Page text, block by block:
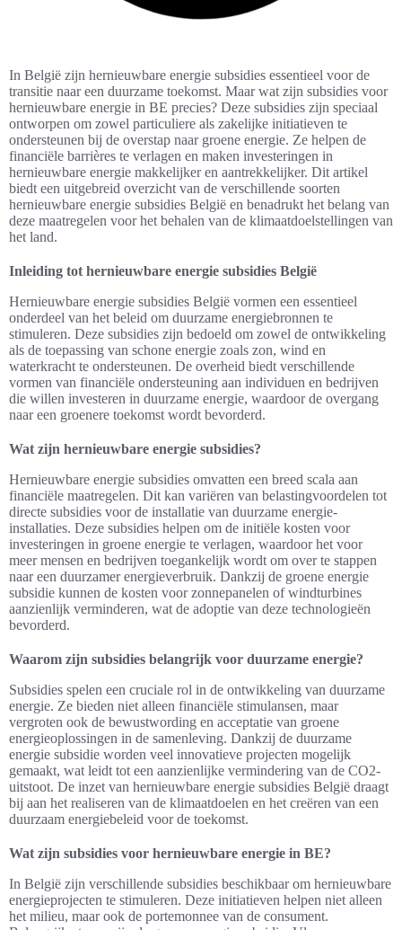
In België zijn hernieuwbare energie subsidies essentieel voor de
transitie naar een duurzame toekomst. Maar wat zijn subsidies voor
hernieuwbare energie in BE precies? Deze subsidies zijn speciaal
ontworpen om zowel particuliere als zakelijke initiatieven te
ondersteunen bij de overstap naar groene energie. Ze helpen de
financiële barrières te verlagen en maken investeringen in
hernieuwbare energie makkelijker en aantrekkelijker. Dit artikel
biedt een uitgebreid overzicht van de verschillende soorten
hernieuwbare energie subsidies België en benadrukt het belang van
deze maatregelen voor het behalen van de klimaatdoelstellingen van
het land.
Inleiding tot hernieuwbare energie subsidies België
Hernieuwbare energie subsidies België vormen een essentieel
onderdeel van het beleid om duurzame energiebronnen te
stimuleren. Deze subsidies zijn bedoeld om zowel de ontwikkeling
als de toepassing van schone energie zoals zon, wind en
waterkracht te ondersteunen. De overheid biedt verschillende
vormen van financiële ondersteuning aan individuen en bedrijven
die willen investeren in duurzame energie, waardoor de overgang
naar een groenere toekomst wordt bevorderd.
Wat zijn hernieuwbare energie subsidies?
Hernieuwbare energie subsidies omvatten een breed scala aan
financiële maatregelen. Dit kan variëren van belastingvoordelen tot
directe subsidies voor de installatie van duurzame energie-
installaties. Deze subsidies helpen om de initiële kosten voor
investeringen in groene energie te verlagen, waardoor het voor
meer mensen en bedrijven toegankelijk wordt om over te stappen
naar een duurzamer energieverbruik. Dankzij de groene energie
subsidie kunnen de kosten voor zonnepanelen of windturbines
aanzienlijk verminderen, wat de adoptie van deze technologieën
bevorderd.
Waarom zijn subsidies belangrijk voor duurzame energie?
Subsidies spelen een cruciale rol in de ontwikkeling van duurzame
energie. Ze bieden niet alleen financiële stimulansen, maar
vergroten ook de bewustwording en acceptatie van groene
energieoplossingen in de samenleving. Dankzij de duurzame
energie subsidie worden veel innovatieve projecten mogelijk
gemaakt, wat leidt tot een aanzienlijke vermindering van de CO2-
uitstoot. De inzet van hernieuwbare energie subsidies België draagt
bij aan het realiseren van de klimaatdoelen en het creëren van een
duurzaam energiebeleid voor de toekomst.
Wat zijn subsidies voor hernieuwbare energie in BE?
In België zijn verschillende subsidies beschikbaar om hernieuwbare
energieprojecten te stimuleren. Deze initiatieven helpen niet alleen
het milieu, maar ook de portemonnee van de consument.